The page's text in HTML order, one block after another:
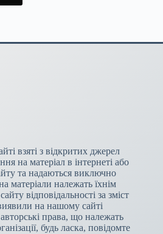
взяті з відкритих джерел
на матеріал в інтернеті або
та надаються виключно
матеріали належать їхнім
відповідальності за зміст
на нашому сайті
права, що належать
будь ласка, повідомте